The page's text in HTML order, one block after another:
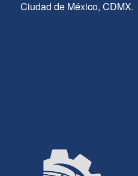
Ciudad de México, CDMX.